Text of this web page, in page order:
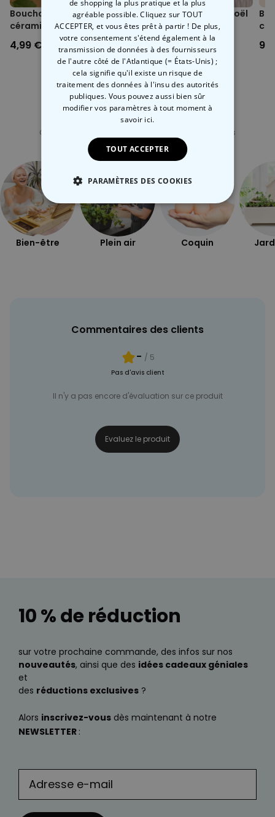
Bouchon avec fleur en
céramique
4,99 €
Lot de 4 figurines de Noël
pour plantes
13,99 €
Catégorie concernée
Consultez nos autres catégories de cadeux insolites
Bien-être Plein air Coquin
Commentaires des clients
- / 5
Pas d'avis client
Il n'y a pas encore d'évaluation sur ce produit
Evaluez le produit
10 % de réduction
sur votre prochaine commande, des infos sur nos
nouveautés, ainsi que des idées cadeaux géniales
et
des réductions exclusives ?
Alors inscrivez-vous dès maintenant à notre
NEWSLETTER :
de shopping la plus pratique et la plus
agréable possible. Cliquez sur TOUT
ACCEPTER, et vous êtes prêt à partir ! De plus,
votre consentement s'étend également à la
transmission de données à des fournisseurs
de l'autre côté de l'Atlantique (= États-Unis) ;
cela signifie qu'il existe un risque de
traitement des données à l'insu des autorités
publiques. Vous pouvez aussi bien sûr
modifier vos paramètres à tout moment à
savoir ici.
TOUT ACCEPTER
PARAMÈTRES DES COOKIES
STRICTEMENT NÉCESSAIRE
PERFORMANCE